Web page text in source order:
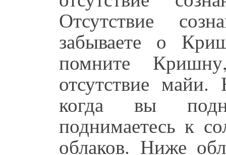
Отсутствие
забываете о
помните
отсутствие
когда вы
поднимаетесь к
облаков. Ниже